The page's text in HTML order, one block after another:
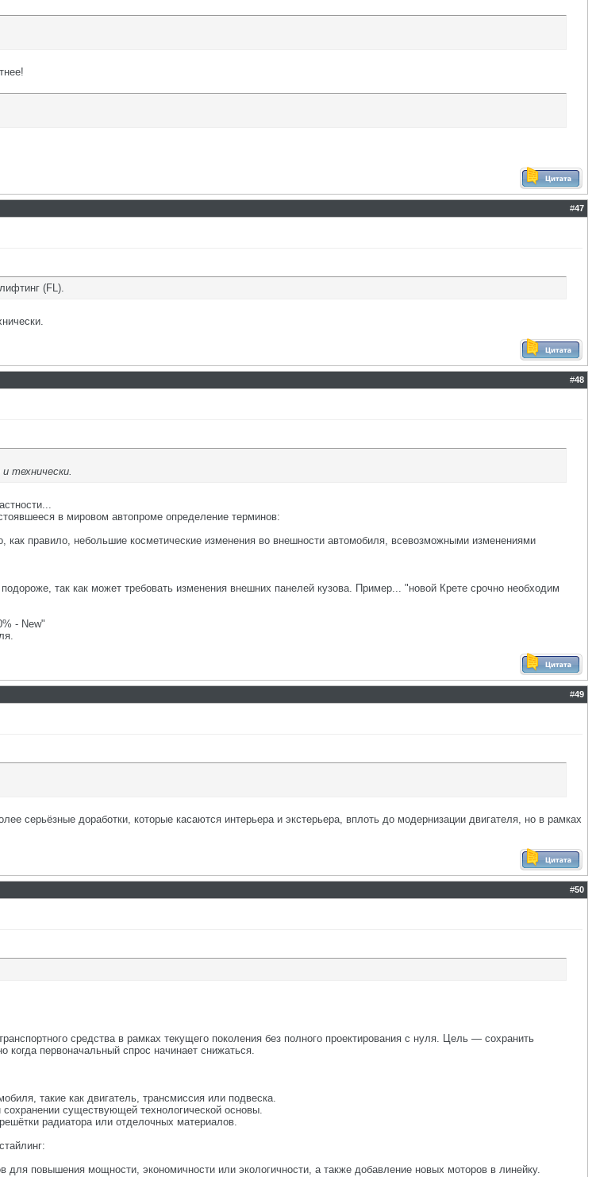
#47
(FL).
#48
технически.
в мировом автопроме определение терминов:
правило, небольшие косметические изменения во внешности автомобиля, всевозможными изменениями
так как может требовать изменения внешних панелей кузова. Пример... "новой Крете срочно необходим
- New"
#49
серьёзные доработки, которые касаются интерьера и экстерьера, вплоть до модернизации двигателя, но в рамках
#50
средства в рамках текущего поколения без полного проектирования с нуля. Цель — сохранить
когда первоначальный спрос начинает снижаться.
такие как двигатель, трансмиссия или подвеска.
существующей технологической основы.
радиатора или отделочных материалов.
повышения мощности, экономичности или экологичности, а также добавление новых моторов в линейку.